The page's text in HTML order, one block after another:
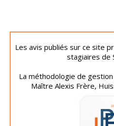
Les avis publiés sur ce site
stagiaires de
La méthodologie de
Maître Alexis Frère,